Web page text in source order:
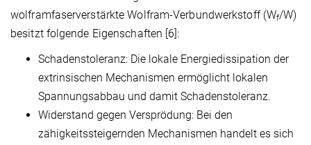
wolframfaserverstärkte Wolfram-Verbundwerkstoff (Wf/W)
besitzt folgende Eigenschaften [6]:
Schadenstoleranz: Die lokale Energiedissipation der
extrinsischen Mechanismen ermöglicht lokalen
Spannungsabbau und damit Schadenstoleranz.
Widerstand gegen Versprödung: Bei den
zähigkeitssteigernden Mechanismen handelt es sich